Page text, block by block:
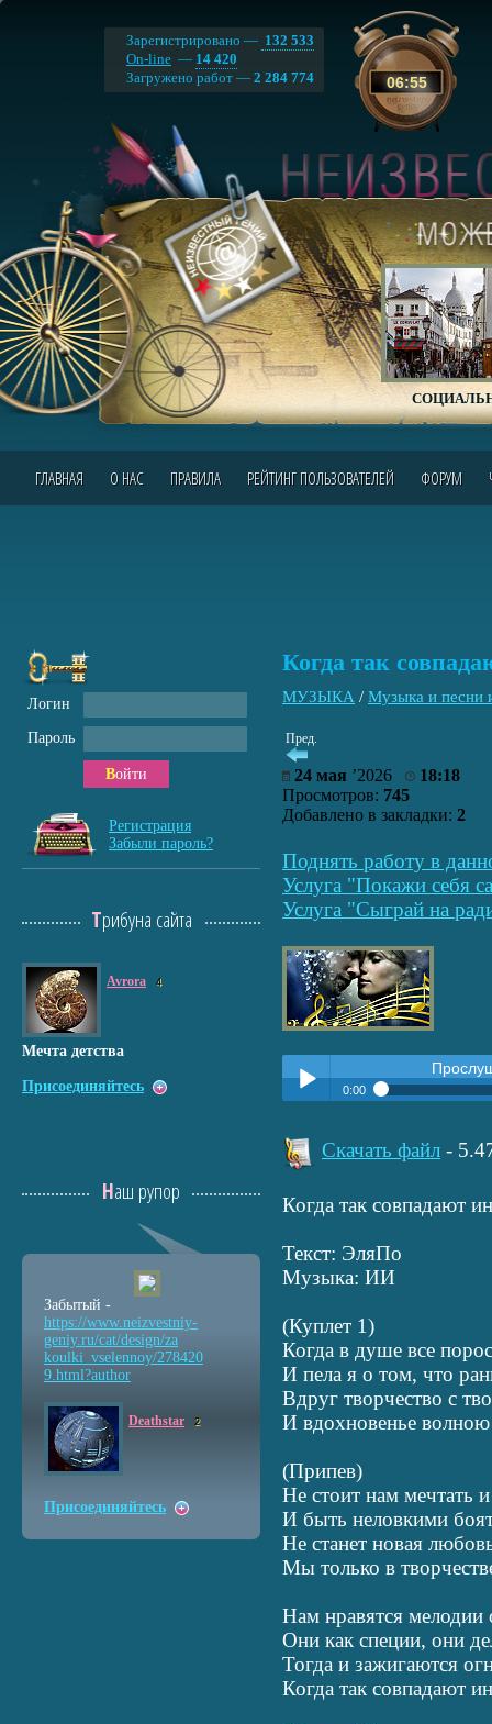
06:55
Зарегистрировано — 132 533
On-line — 14 420
Загружено работ — 2 284 774
ГЛАВНАЯ О НАС ПРАВИЛА РЕЙТИНГ ПОЛЬЗОВАТЕЛЕЙ ФОРУМ
Когда так
МУЗЫКА / Музыка и
Пред.
24 мая ’2026
18:18
Просмотров: 745
Добавлено в закладки: 2
Поднять работу в
Услуга "Покажи себя
Услуга "Сыграй на
Play /
0:00
Скачать файл -
Когда так совпадают
Текст: ЭляПо
Музыка: ИИ
(Куплет 1)
Когда в душе все
И пела я о том, что
Вдруг творчество с
И вдохновенье
(Припев)
Не стоит нам мечтать
И быть неловкими
Не станет новая
Мы только в
Нам нравятся мелодии
Они как специи, они
Тогда и зажигаются
Когда так совпадают
Логин
Пароль
Войти
Регистрация
Забыли пароль?
Трибуна сайта
Avrora 4
Мечта детства
Присоединяйтесь
Наш рупор
Забытый -
https://www.neizvestniy-
geniy.ru/cat/design/za
koulki_vselennoy/278420
9.html?author
Deathstar 2
Присоединяйтесь